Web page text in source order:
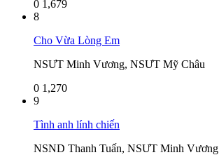
0 1,679
8
Cho Vừa Lòng Em
NSƯT Minh Vương, NSƯT Mỹ Châu
0 1,270
9
Tình anh lính chiến
NSND Thanh Tuấn, NSƯT Minh Vương